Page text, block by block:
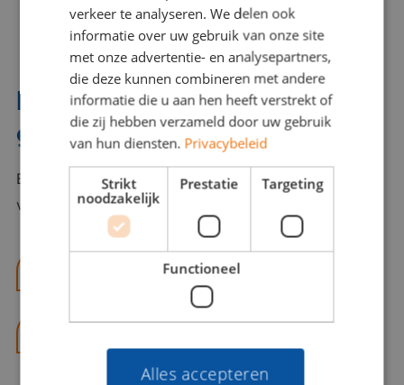
Interesse? Benno helpt je
graag verder!
Bel of mail Benno met al jouw vragen. Benno staat
voor je klaar en helpt je graag!
benno@viajou.nl
verkeer te analyseren. We delen ook
informatie over uw gebruik van onze site
met onze advertentie- en analysepartners,
die deze kunnen combineren met andere
informatie die u aan hen heeft verstrekt of
die zij hebben verzameld door uw gebruik
van hun diensten. Privacybeleid
Strikt
noodzakelijk
Prestatie Targeting
Functioneel
Alles accepteren